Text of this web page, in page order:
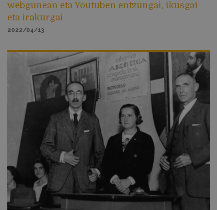
webgunean eta Youtuben entzungai, ikusgai
eta irakurgai
2022/04/13